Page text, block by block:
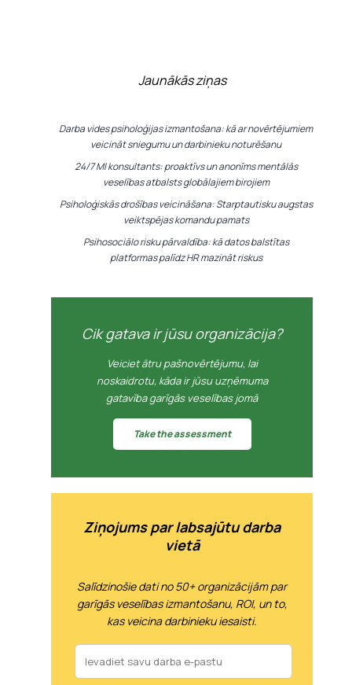
Jaunākās ziņas
Darba vides psiholoģijas izmantošana: kā ar novērtējumiem
veicināt sniegumu un darbinieku noturēšanu
24/7 MI konsultants: proaktīvs un anonīms mentālās
veselības atbalsts globālajiem birojiem
Psiholoģiskās drošības veicināšana: Starptautisku augstas
veiktspējas komandu pamats
Psihosociālo risku pārvaldība: kā datos balstītas
platformas palīdz HR mazināt riskus
Cik gatava ir jūsu organizācija?
Veiciet ātru pašnovērtējumu, lai
noskaidrotu, kāda ir jūsu uzņēmuma
gatavība garīgās veselības jomā
Take the assessment
Ziņojums par labsajūtu darba
vietā
Salīdzinošie dati no 50+ organizācijām par
garīgās veselības izmantošanu, ROI, un to,
kas veicina darbinieku iesaisti.